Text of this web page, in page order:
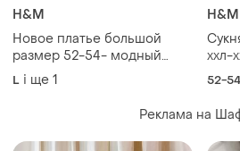
H&M
Новое платье большой
размер 52-54- модный
фасон батист бренд h&m
L і ще 1
H&M
ххл-
52-54
Реклама на